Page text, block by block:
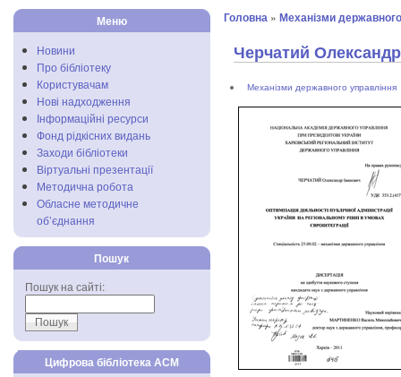
Меню
Новини
Про бібліотеку
Користувачам
Нові надходження
Інформаційні ресурси
Фонд рідкісних видань
Заходи бібліотеки
Віртуальні презентації
Методична робота
Обласне методичне
об’єднання
Пошук
Пошук на сайті:
Цифрова бібліотека АСМ
Головна » Механізми
Черчатий
Механізми державного управління